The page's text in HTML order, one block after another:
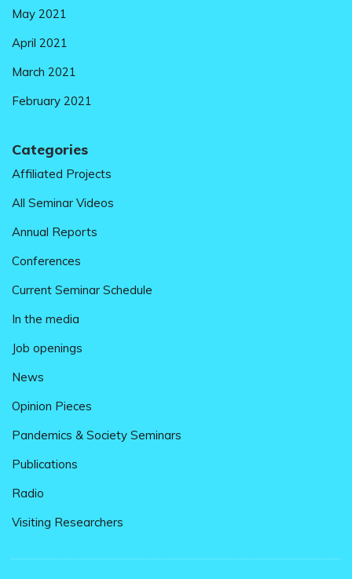
May 2021
April 2021
March 2021
February 2021
Categories
Affiliated Projects
All Seminar Videos
Annual Reports
Conferences
Current Seminar Schedule
In the media
Job openings
News
Opinion Pieces
Pandemics & Society Seminars
Publications
Radio
Visiting Researchers